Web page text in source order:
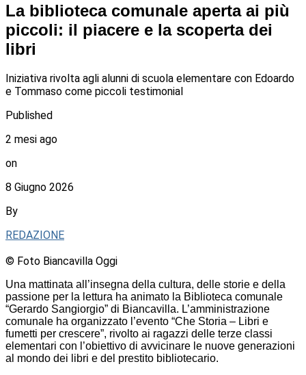
La biblioteca comunale aperta ai più
piccoli: il piacere e la scoperta dei
libri
Iniziativa rivolta agli alunni di scuola elementare con Edoardo
e Tommaso come piccoli testimonial
Published
2 mesi ago
on
8 Giugno 2026
By
REDAZIONE
© Foto Biancavilla Oggi
Una mattinata all’insegna della cultura, delle storie e della
passione per la lettura ha animato la Biblioteca comunale
“Gerardo Sangiorgio” di Biancavilla. L’amministrazione
comunale ha organizzato l’evento “Che Storia – Libri e
fumetti per crescere”, rivolto ai ragazzi delle terze classi
elementari con l’obiettivo di avvicinare le nuove generazioni
al mondo dei libri e del prestito bibliotecario.